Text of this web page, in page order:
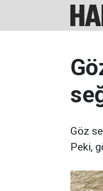
Göz
Peki,